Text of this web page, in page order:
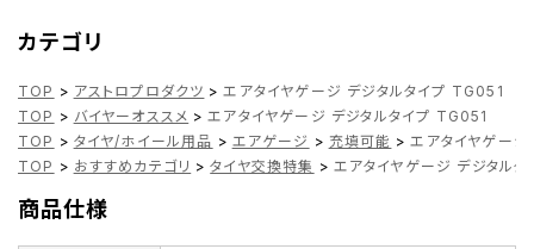
カテゴリ
TOP > アストロプロダクツ > エアタイヤゲージ デジタルタイプ TG051
TOP > バイヤーオススメ > エアタイヤゲージ デジタルタイプ TG051
TOP > タイヤ/ホイール用品 > エアゲージ > 充填可能 > エアタイヤゲー
TOP > おすすめカテゴリ > タイヤ交換特集 > エアタイヤゲージ デジタル
商品仕様